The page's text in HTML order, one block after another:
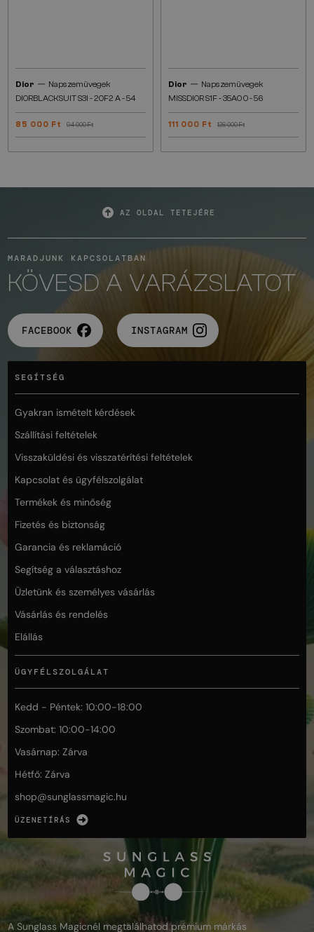
Dior — Napszemüvegek
DIORBLACKSUIT S3I - 20F2 A - 54
85 000 Ft 94 000 Ft
Dior — Napszemüvegek
MISSDIOR S1F - 35A0 O - 56
111 000 Ft 126 000 Ft
AZ OLDAL TETEJÉRE
MARADJUNK KAPCSOLATBAN
KÖVESD A VARÁZSLATOT
FACEBOOK INSTAGRAM
SEGÍTSÉG
Gyakran ismételt kérdések
Szállítási feltételek
Visszaküldési és visszatérítési feltételek
Kapcsolat és ügyfélszolgálat
Termékek és minőség
Fizetés és biztonság
Garancia és reklamáció
Segítség a választáshoz
Üzletünk és személyes vásárlás
Vásárlás és rendelés
Elállás
ÜGYFÉLSZOLGÁLAT
Kedd - Péntek: 10:00-18:00
Szombat: 10:00-14:00
Vasárnap: Zárva
Hétfő: Zárva
shop@sunglassmagic.hu
ÜZENETÍRÁS
A Sunglass Magicnél megtalálhatod prémium márkás